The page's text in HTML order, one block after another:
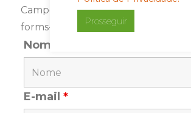
Prosseguir
Campos marcados com <span
forms-req-symbol">*</span> são
Nome
E-mail*